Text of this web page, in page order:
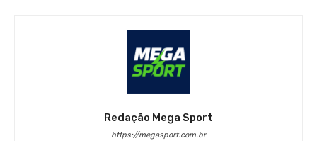
Redação Mega Sport
https://megasport.com.br